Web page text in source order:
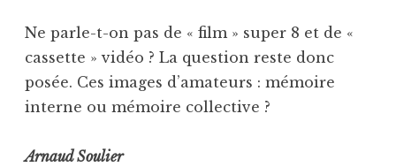
Ne parle-t-on pas de « film » super 8 et de «
cassette » vidéo ? La question reste donc
posée. Ces images d’amateurs : mémoire
interne ou mémoire collective ?
Arnaud Soulier